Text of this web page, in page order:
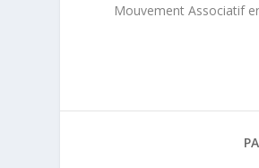
Mouvement Associatif